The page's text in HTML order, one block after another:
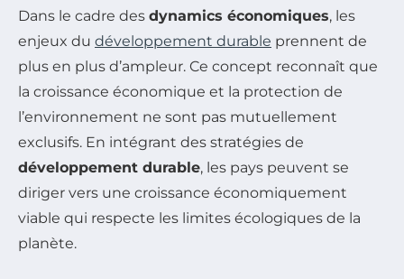
Dans le cadre des dynamics économiques, les
enjeux du développement durable prennent de
plus en plus d’ampleur. Ce concept reconnaît que
la croissance économique et la protection de
l’environnement ne sont pas mutuellement
exclusifs. En intégrant des stratégies de
développement durable, les pays peuvent se
diriger vers une croissance économiquement
viable qui respecte les limites écologiques de la
planète.